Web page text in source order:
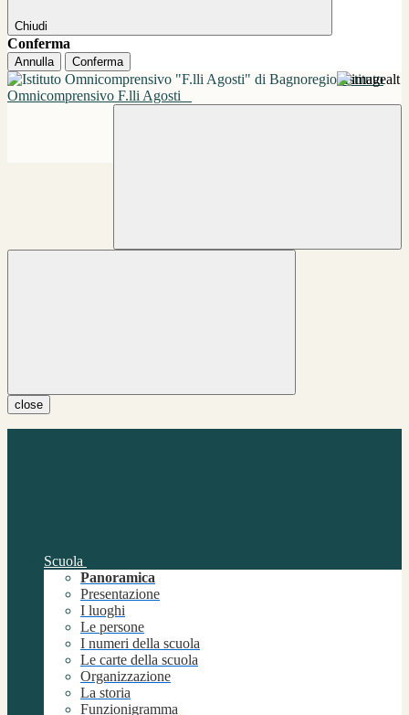
Chiudi
Conferma
Annulla Conferma
Istituto
Omnicomprensivo F.lli Agosti
close
Scuola
Panoramica
Presentazione
I luoghi
Le persone
I numeri della scuola
Le carte della scuola
Organizzazione
La storia
Funzionigramma